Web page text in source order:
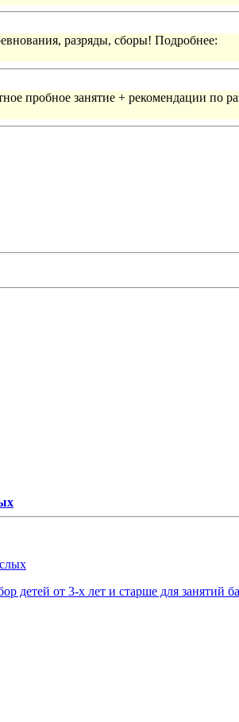
разряды, сборы! Подробнее:
пробное занятие + рекомендации по
детей от 3-х лет и старше для занятий